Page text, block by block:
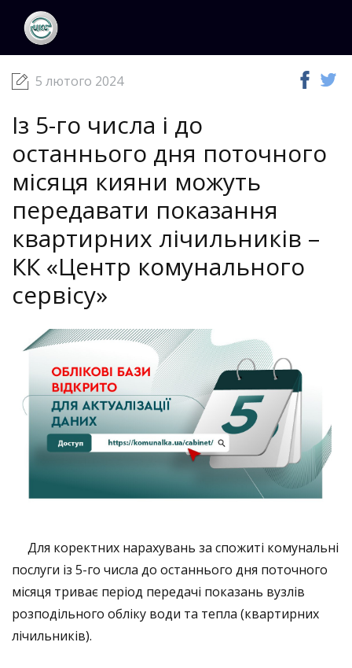
ЦКС
5 лютого 2024
Із 5-го числа і до
останнього дня поточного
місяця кияни можуть
передавати показання
квартирних лічильників –
КК «Центр комунального
сервісу»
Для коректних нарахувань за спожиті комунальні
послуги із 5-го числа до останнього дня поточного
місяця триває період передачі показань вузлів
розподільного обліку води та тепла (квартирних
лічильників).